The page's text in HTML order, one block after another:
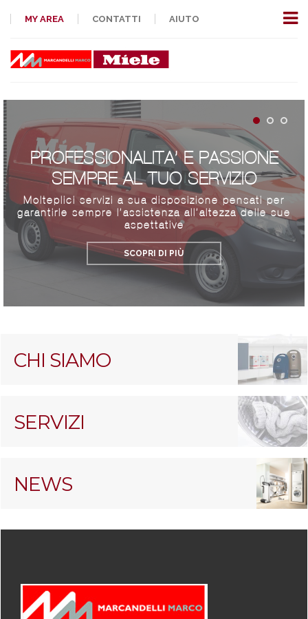
MY AREA CONTATTI AIUTO
PROFESSIONALITA’ E PASSIONE
SEMPRE AL TUO SERVIZIO
Molteplici servizi a sua disposizione pensati per
garantirle sempre l’assistenza all’altezza delle sue
aspettative
SCOPRI DI PIÙ
CHI SIAMO
SERVIZI
NEWS